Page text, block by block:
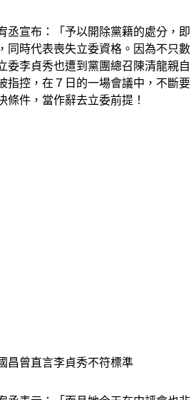
丞宣布：「予以開除黨籍的處分，即
同時代表喪失立委資格。因為不只數
委李貞秀也遭到黨團總召陳清龍親自
指控，在７日的一場會議中，不斷要
條件，當作辭去立委前提！
昌曾直言李貞秀不符標準